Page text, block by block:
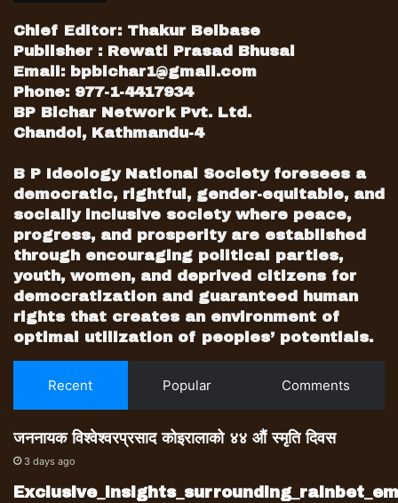
Chief Editor: Thakur Belbase
Publisher : Rewati Prasad Bhusal
Email: bpbichar1@gmail.com
Phone: 977-1-4417934
BP Bichar Network Pvt. Ltd.
Chandol, Kathmandu-4
B P Ideology National Society foresees a
democratic, rightful, gender-equitable, and
socially inclusive society where peace,
progress, and prosperity are established
through encouraging political parties,
youth, women, and deprived citizens for
democratization and guaranteed human
rights that creates an environment of
optimal utilization of peoples’ potentials.
Recent Popular Comments
जननायक विश्वेश्वरप्रसाद कोइरालाको ४४ औं स्मृति दिवस
3 days ago